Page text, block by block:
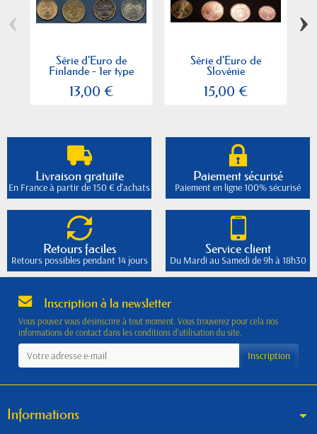
Série d'Euro de
Finlande - 1er type
13,00 €
Série d'Euro de
Slovénie
15,00 €
‹ ›
Livraison gratuite
En France à partir de 150 € d'achats
Paiement sécurisé
Paiement en ligne 100% sécurisé
Retours faciles
Retours possibles pendant 14 jours
Service client
Du Mardi au Samedi de 9h à 18h30
Inscription à la newsletter
Vous pouvez vous désinscrire à tout moment. Vous trouverez pour cela nos
informations de contact dans les conditions d'utilisation du site.
Informations